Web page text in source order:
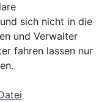
sich nicht in die
und Verwalter
fahren lassen nur